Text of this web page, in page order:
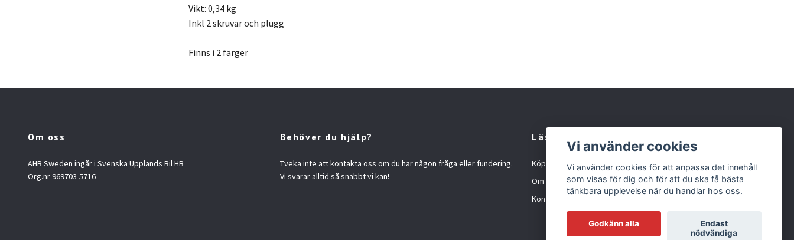
Vikt: 0,34 kg
Inkl 2 skruvar och plugg
Finns i 2 färger
Om oss
AHB Sweden ingår i Svenska Upplands Bil HB
Org.nr 969703-5716
Behöver du hjälp?
Tveka inte att kontakta oss om du har någon fråga eller fundering.
Vi svarar alltid så snabbt vi kan!
Läs mer
Köpvillkor
Om oss
Kontakt
Vi använder cookies
Vi använder cookies för att anpassa det innehåll
som visas för dig och för att du ska få bästa
tänkbara upplevelse när du handlar hos oss.
Godkänn alla
Endast
nödvändiga